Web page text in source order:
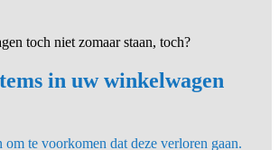
in uw winkelwagen
te voorkomen dat deze verloren gaan.